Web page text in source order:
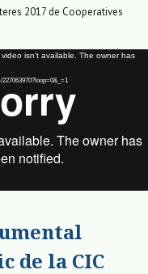
2017 de Cooperatives
isn't available. The owner has
de la CIC